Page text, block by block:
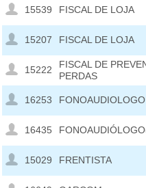
15539 FISCAL DE LOJA
15207 FISCAL DE LOJA
15222
FISCAL DE
PERDAS
16253 FONOAUDIOLOGO
16435
15029 FRENTISTA